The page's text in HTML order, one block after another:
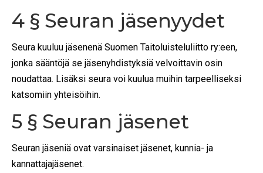
4 § Seuran jäsenyydet
Seura kuuluu jäsenenä Suomen Taitoluisteluliitto ry:een,
jonka sääntöjä se jäsenyhdistyksiä velvoittavin osin
noudattaa. Lisäksi seura voi kuulua muihin tarpeelliseksi
katsomiin yhteisöihin.
5 § Seuran jäsenet
Seuran jäseniä ovat varsinaiset jäsenet, kunnia- ja
kannattajajäsenet.